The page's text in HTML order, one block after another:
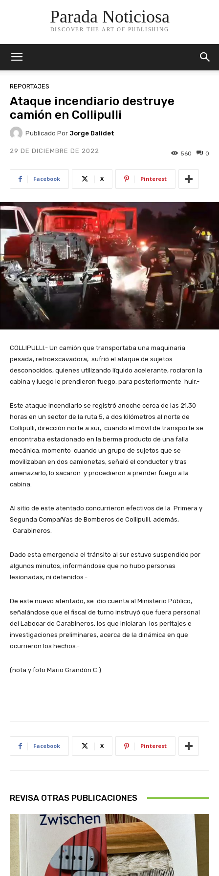
Parada Noticiosa
DISCOVER THE ART OF PUBLISHING
REPORTAJES
Ataque incendiario destruye
camión en Collipulli
Publicado Por Jorge Dalidet
29 DE DICIEMBRE DE 2022 0
560
Facebook X Pinterest
COLLIPULLI.- Un camión que transportaba una maquinaria
pesada, retroexcavadora, sufrió el ataque de sujetos
desconocidos, quienes utilizando líquido acelerante, rociaron la
cabina y luego le prendieron fuego, para posteriormente huir.-
Este ataque incendiario se registró anoche cerca de las 21,30
horas en un sector de la ruta 5, a dos kilómetros al norte de
Collipulli, dirección norte a sur, cuando el móvil de transporte se
encontraba estacionado en la berma producto de una falla
mecánica, momento cuando un grupo de sujetos que se
movilizaban en dos camionetas, señaló el conductor y tras
amenazarlo, lo sacaron y procedieron a prender fuego a la
cabina.
Al sitio de este atentado concurrieron efectivos de la Primera y
Segunda Compañías de Bomberos de Collipulli, además,
Carabineros.
Dado esta emergencia el tránsito al sur estuvo suspendido por
algunos minutos, informándose que no hubo personas
lesionadas, ni detenidos.-
De este nuevo atentado, se dio cuenta al Ministerio Público,
señalándose que el fiscal de turno instruyó que fuera personal
del Labocar de Carabineros, los que iniciaran los peritajes e
investigaciones preliminares, acerca de la dinámica en que
ocurrieron los hechos.-
(nota y foto Mario Grandón C.)
Facebook X Pinterest
REVISA OTRAS PUBLICACIONES